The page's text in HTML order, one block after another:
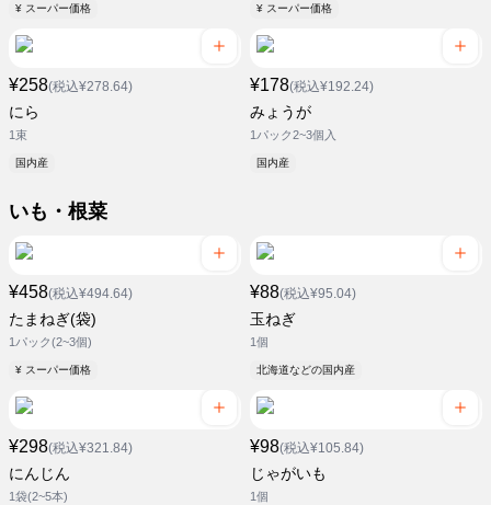
¥ スーパー価格 ¥ スーパー価格
¥258(税込¥278.64)
にら
1束
国内産
¥178(税込¥192.24)
みょうが
1パック2~3個入
国内産
いも・根菜
¥458(税込¥494.64)
たまねぎ(袋)
1パック(2~3個)
¥ スーパー価格
¥88(税込¥95.04)
玉ねぎ
1個
北海道などの国内産
¥298(税込¥321.84)
にんじん
1袋(2~5本)
¥98(税込¥105.84)
じゃがいも
1個